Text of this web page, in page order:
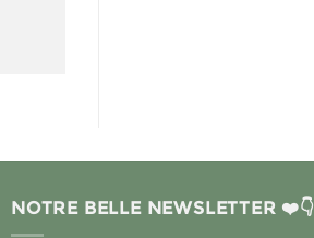
NOTRE BELLE NEWSLETTER ❤️👇